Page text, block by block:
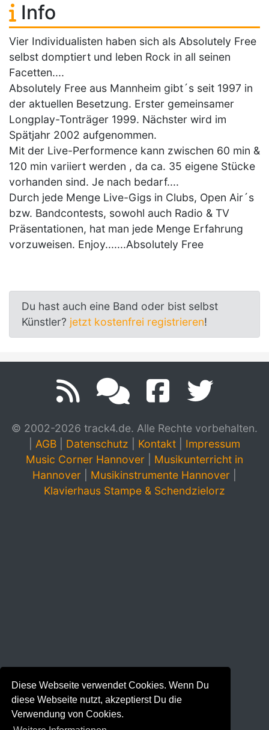
Diese Webseite verwendet Cookies. Wenn Du
diese Webseite nutzt, akzeptierst Du die
Verwendung von Cookies.
Info
Vier Individualisten haben sich als Absolutely Free
selbst domptiert und leben Rock in all seinen
Facetten....
Absolutely Free aus Mannheim gibt´s seit 1997 in
der aktuellen Besetzung. Erster gemeinsamer
Longplay-Tonträger 1999. Nächster wird im
Spätjahr 2002 aufgenommen.
Mit der Live-Performence kann zwischen 60 min &
120 min variiert werden , da ca. 35 eigene Stücke
vorhanden sind. Je nach bedarf....
Durch jede Menge Live-Gigs in Clubs, Open Air´s
bzw. Bandcontests, sowohl auch Radio & TV
Präsentationen, hat man jede Menge Erfahrung
vorzuweisen. Enjoy.......Absolutely Free
Du hast auch eine Band oder bist selbst
Künstler? jetzt kostenfrei registrieren!
© 2002-2026 track4.de. Alle Rechte vorbehalten.
AGB Datenschutz Kontakt
Impressum
Music Corner Hannover
Musikunterricht in
Hannover
Musikinstrumente Hannover
Klavierhaus Stampe & Schendzielorz